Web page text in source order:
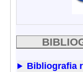
Bibliografia